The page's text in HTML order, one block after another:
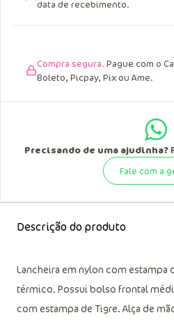
data de recebimento.
Compra segura. Pague com o
Boleto, Picpay, Pix ou Ame.
Precisando de uma ajudinha?
Fale com a
Descrição do produto
Lancheira em nylon com estampa
térmico. Possui bolso frontal
com estampa de Tigre. Alça de